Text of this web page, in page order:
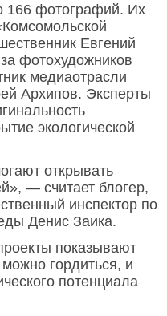
166 фотографий. Их
Евгений
фотохудожников
медиаотрасли
Архипов. Эксперты
экологической
открывать
— считает блогер,
инспектор по
Денис Заика.
показывают
гордиться, и
потенциала